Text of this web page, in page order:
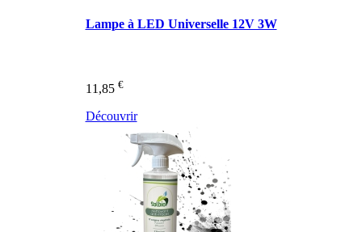
Lampe à LED Universelle 12V 3W
11,85 €
Découvrir